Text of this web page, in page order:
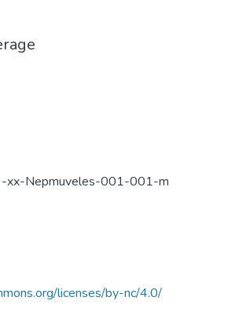
Nepmuveles-001-001-m
licenses/by-nc/4.0/